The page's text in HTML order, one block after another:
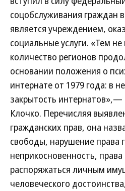
соцобслуживания
является учреждением,
социальные услуги. «Тем
количество регионов
основании положения о
интернате от 1979 года: в
закрытость интернатов»,—
Клочко. Перечисляя
гражданских прав, она
свободы, нарушение права
неприкосновенность,
распоряжаться личным
человеческого